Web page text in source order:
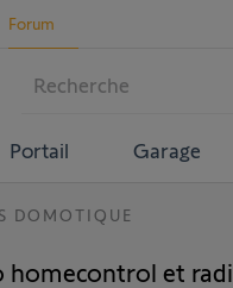
Forum
Portail Garage
DOMOTIQUE
homecontrol et